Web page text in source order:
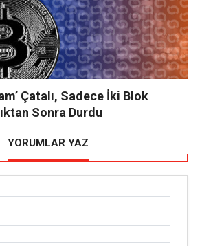
Çatalı, Sadece İki Blok
Sonra Durdu
YORUMLAR YAZ